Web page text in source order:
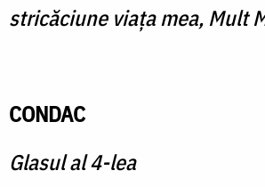
stricăciune viaţa mea, Mult
CONDAC
Glasul al 4-lea